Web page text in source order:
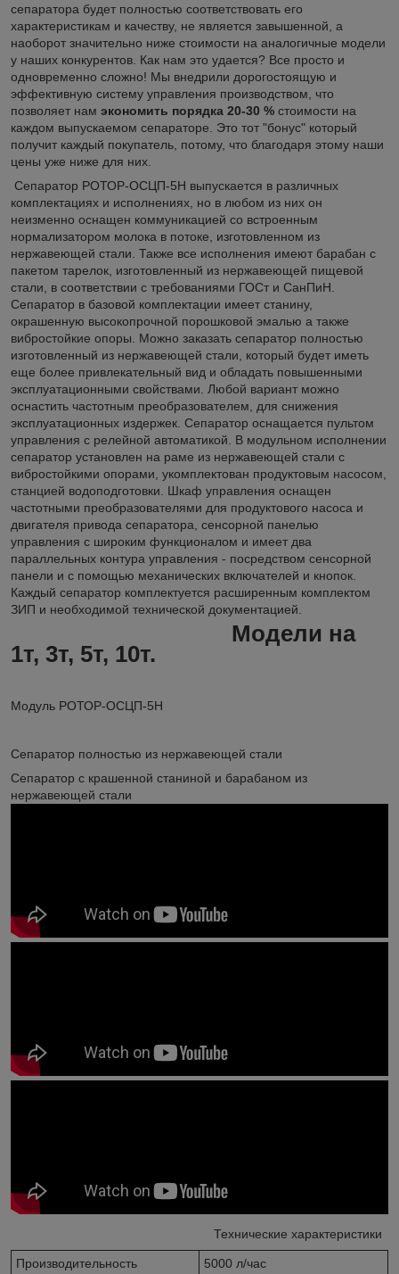
сепаратора будет полностью соответствовать его
характеристикам и качеству, не является завышенной, а
наоборот значительно ниже стоимости на аналогичные модели
у наших конкурентов. Как нам это удается? Все просто и
одновременно сложно! Мы внедрили дорогостоящую и
эффективную систему управления производством, что
позволяет нам экономить порядка 20-30 % стоимости на
каждом выпускаемом сепараторе. Это тот "бонус" который
получит каждый покупатель, потому, что благодаря этому наши
цены уже ниже для них.
Сепаратор РОТОР-ОСЦП-5Н выпускается в различных
комплектациях и исполнениях, но в любом из них он
неизменно оснащен коммуникацией со встроенным
нормализатором молока в потоке, изготовленном из
нержавеющей стали. Также все исполнения имеют барабан с
пакетом тарелок, изготовленный из нержавеющей пищевой
стали, в соответствии с требованиями ГОСт и СанПиН.
Сепаратор в базовой комплектации имеет станину,
окрашенную высокопрочной порошковой эмалью а также
вибростойкие опоры. Можно заказать сепаратор полностью
изготовленный из нержавеющей стали, который будет иметь
еще более привлекательный вид и обладать повышенными
эксплуатационными свойствами. Любой вариант можно
оснастить частотным преобразователем, для снижения
эксплуатационных издержек. Сепаратор оснащается пультом
управления с релейной автоматикой. В модульном исполнении
сепаратор установлен на раме из нержавеющей стали с
вибростойкими опорами, укомплектован продуктовым насосом,
станцией водоподготовки. Шкаф управления оснащен
частотными преобразователями для продуктового насоса и
двигателя привода сепаратора, сенсорной панелью
управления с широким функционалом и имеет два
параллельных контура управления - посредством сенсорной
панели и с помощью механических включателей и кнопок.
Каждый сепаратор комплектуется расширенным комплектом
ЗИП и необходимой технической документацией.
Модели на
1т, 3т, 5т, 10т.
Модуль РОТОР-ОСЦП-5Н
Сепаратор полностью из нержавеющей стали
Сепаратор с крашенной станиной и барабаном из
нержавеющей стали
Технические характеристики
Производительность 5000 л/час